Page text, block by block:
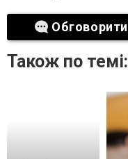
Обговорити
Також по темі: